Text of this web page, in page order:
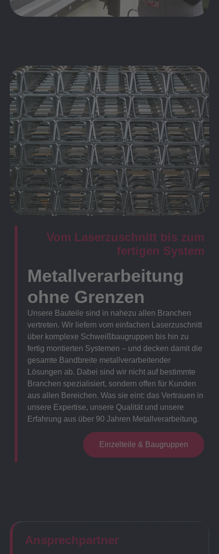
Vom Laserzuschnitt bis zum
fertigen System
Metallverarbeitung
ohne Grenzen
Unsere Bauteile sind in nahezu allen Branchen
vertreten. Wir liefern vom einfachen Laserzuschnitt
über komplexe Schweißbaugruppen bis hin zu
fertig montierten Systemen – und decken damit die
gesamte Bandbreite metallverarbeitender
Lösungen ab. Dabei sind wir nicht auf bestimmte
Branchen spezialisiert, sondern offen für Kunden
aus allen Bereichen. Was sie eint: das Vertrauen in
unsere Expertise, unsere Qualität und unsere
Erfahrung aus über 90 Jahren Metallverarbeitung.
Einzelteile & Baugruppen
Ansprechpartner​